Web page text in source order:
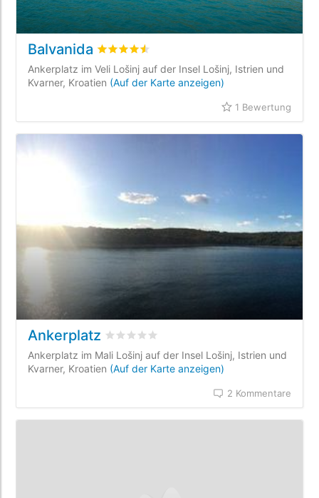
Balvanida bewertet4.5
Ankerplatz im Veli Lošinj auf der Insel Lošinj, Istrien und
Kvarner, Kroatien (Auf der Karte anzeigen)
1 Bewertung
Ankerplatz bewertet0
Ankerplatz im Mali Lošinj auf der Insel Lošinj, Istrien und
Kvarner, Kroatien (Auf der Karte anzeigen)
2 Kommentare